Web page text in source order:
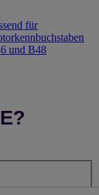
für
und B48